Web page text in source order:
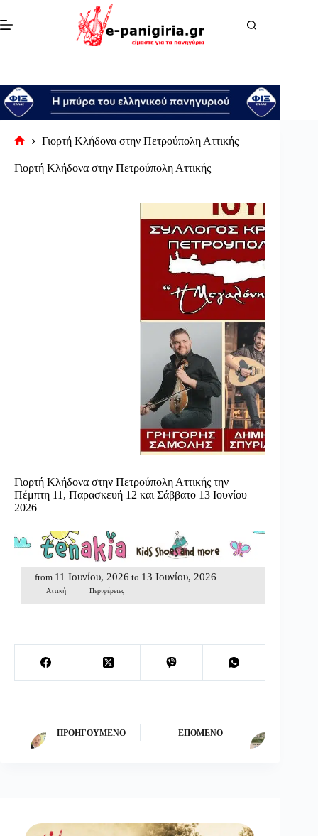
στο
περιεχόμενο
σελίδα
Γιορτή Κλήδονα στην Πετρούπολη Αττικής
Γιορτή Κλήδονα στην Πετρούπολη Αττικής
Γιορτή Κλήδονα στην Πετρούπολη Αττικής την
Πέμπτη 11, Παρασκευή 12 και Σάββατο 13 Ιουνίου
2026
from 11 Ιουνίου, 2026 to 13 Ιουνίου, 2026
Αττική Περιφέρειες
ΠΡΟΗΓΟΎΜΕΝΟ ΕΠΌΜΕΝΟ